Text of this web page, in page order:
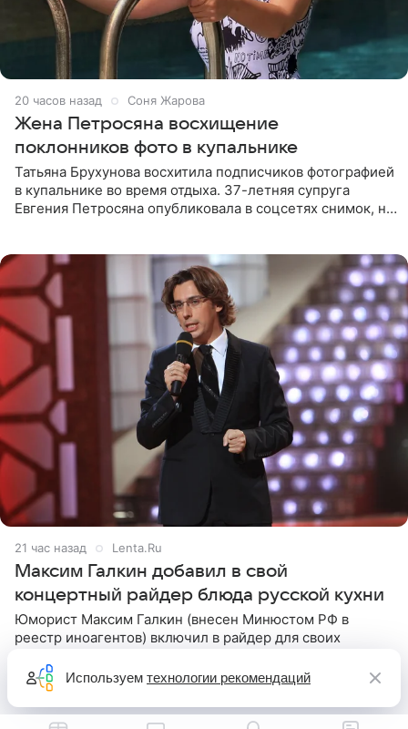
20 часов назад Соня Жарова
Жена Петросяна восхищение
поклонников фото в купальнике
Татьяна Брухунова восхитила подписчиков фотографией
в купальнике во время отдыха. 37-летняя супруга
Евгения Петросяна опубликовала в соцсетях снимок, на
21 час назад Lenta.Ru
Максим Галкин добавил в свой
концертный райдер блюда русской кухни
Юморист Максим Галкин (внесен Минюстом РФ в
реестр иноагентов) включил в райдер для своих
русской кухни. Об этом сообщает РИА Новости.
Согласно документу, в гримерную
Используем технологии рекомендаций